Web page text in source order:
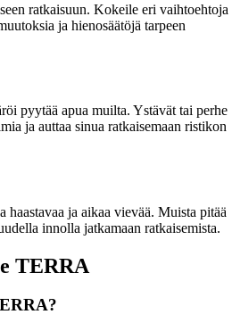
ratkaisuun. Kokeile eri vaihtoehtoja
ja hienosäätöjä tarpeen
pyytää apua muilta. Ystävät tai perhe
ja auttaa sinua ratkaisemaan ristikon
ja aikaa vievää. Muista pitää
innolla jatkamaan ratkaisemista.
TERRA